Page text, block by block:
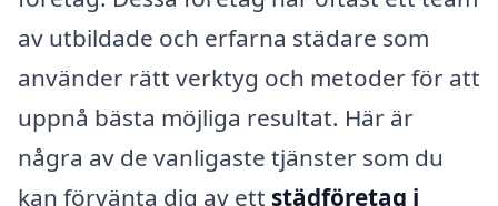
av utbildade och erfarna städare som
använder rätt verktyg och metoder för att
uppnå bästa möjliga resultat. Här är
några av de vanligaste tjänster som du
kan förvänta dig av ett städföretag i